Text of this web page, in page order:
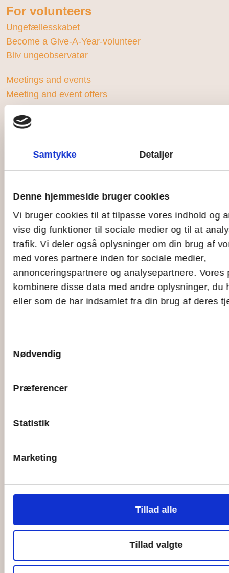
Samtykke Detaljer
Denne hjemmeside bruger cookies
Vi bruger cookies til at tilpasse vores indhold og
vise dig funktioner til sociale medier og til at
trafik. Vi deler også oplysninger om din brug af
med vores partnere inden for sociale medier,
annonceringspartnere og analysepartnere. Vores
kombinere disse data med andre oplysninger, du
eller som de har indsamlet fra din brug af deres
Nødvendig
Præferencer
Statistik
Marketing
Tillad alle
Tillad valgte
For volunteers
Ungefællesskabet
Become a Give-A-Year-volunteer
Bliv ungeobservatør
Meetings and events
Meeting and event offers
Activities for events
Transport to the island
Dining on the island
Inspirationstur til øen
News blogs
Om Ungdomsøen
Our vision
Dogmas
Contact us
Meet our board
who's paying?
Vores partnerskaber